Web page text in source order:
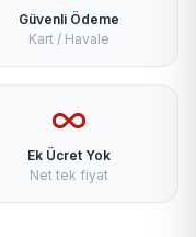
Güvenli Ödeme
Kart / Havale
Ek Ücret Yok
Net tek fiyat